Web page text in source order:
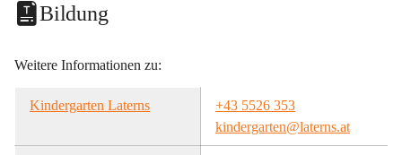
Bildung
Weitere Informationen zu:
Kindergarten Laterns
+43 5526 353
kindergarten@laterns.at